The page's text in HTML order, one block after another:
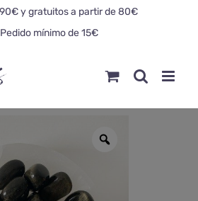
y gratuitos a partir de 80€
Pedido mínimo de 15€